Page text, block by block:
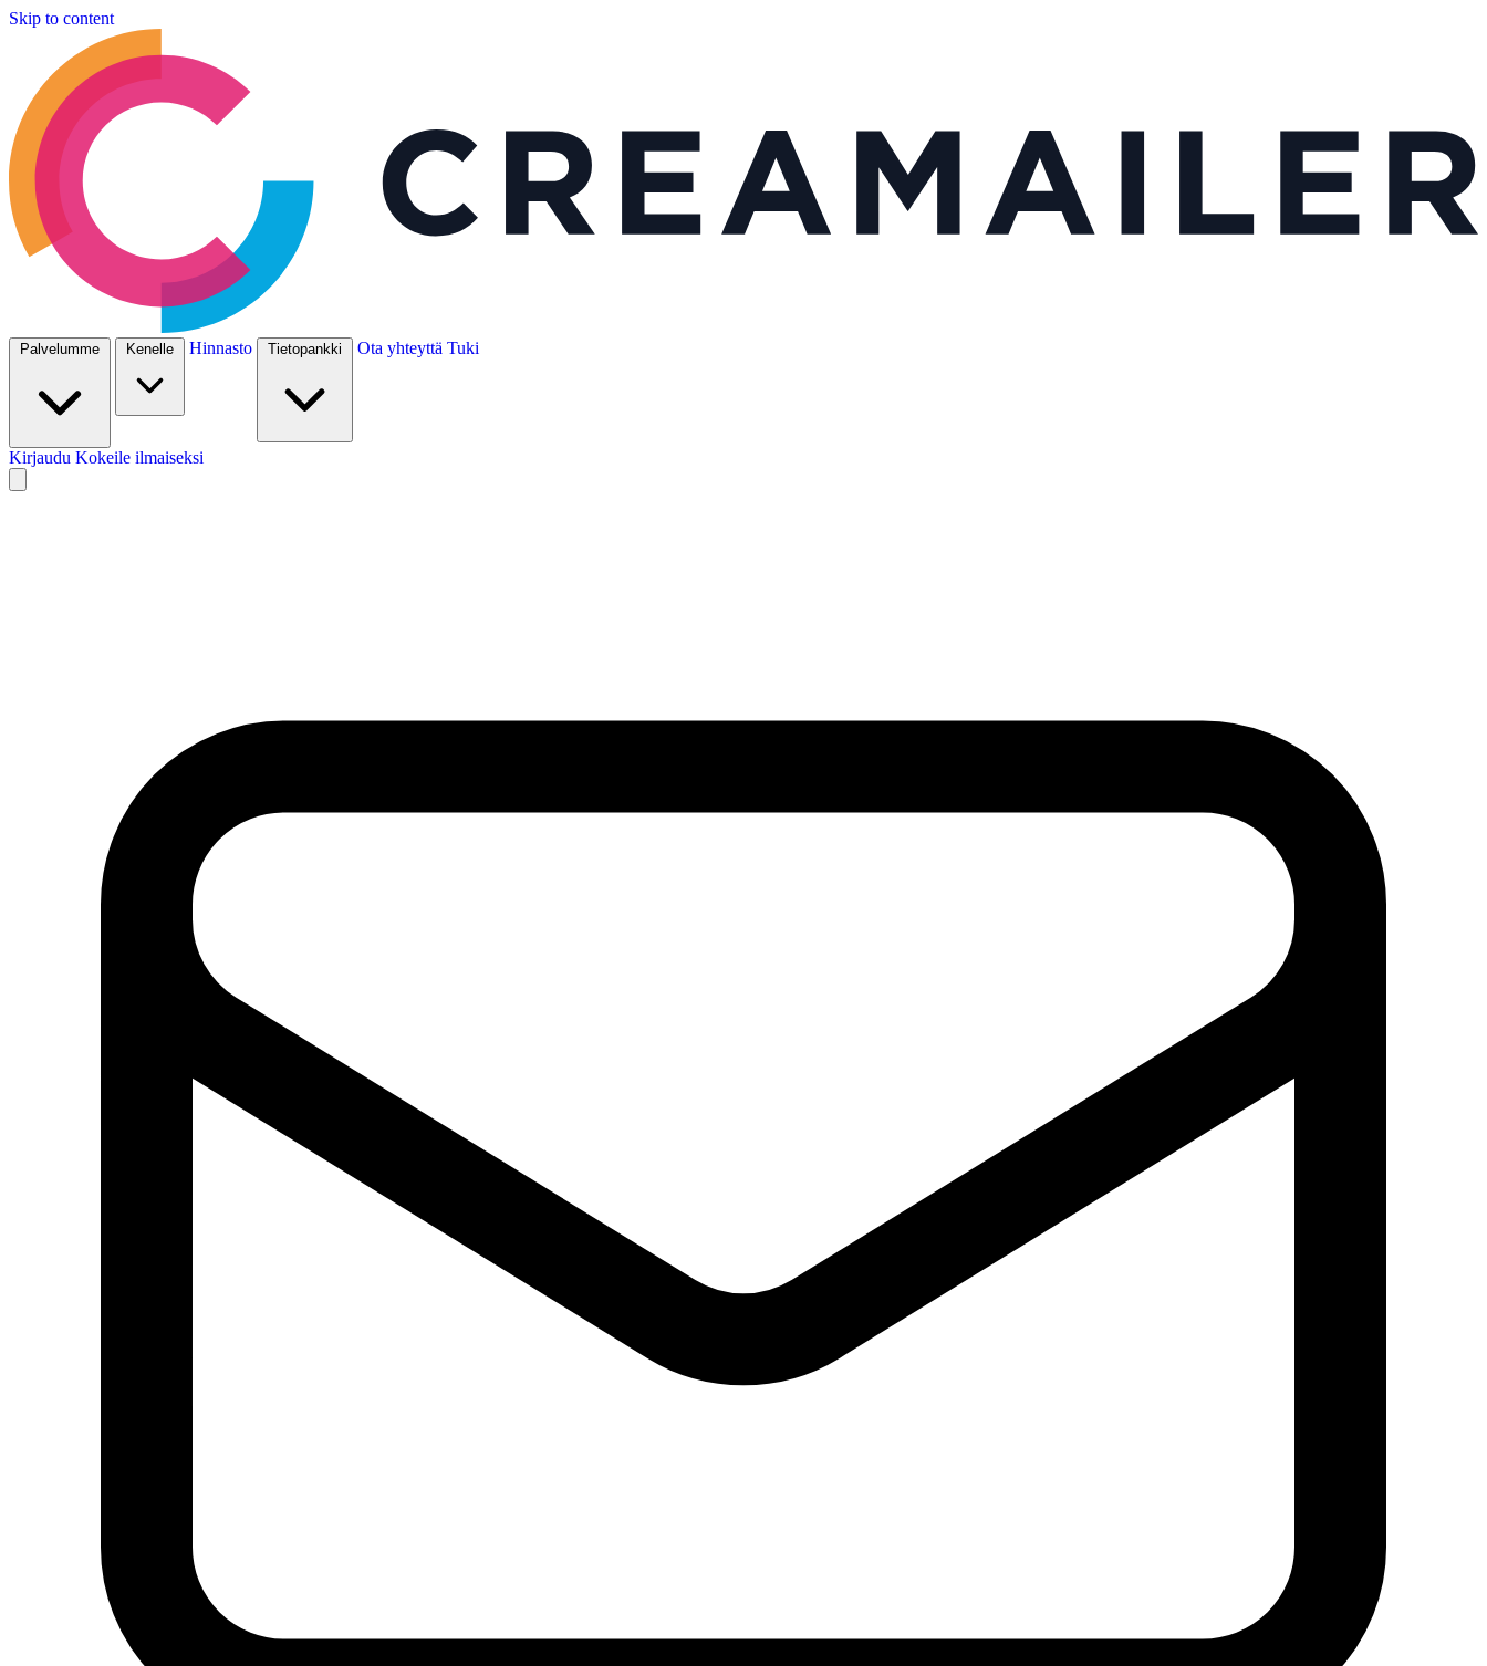
Skip to content
Palvelumme Kenelle Hinnasto Tietopankki Ota yhteyttä Tuki
Kirjaudu Kokeile ilmaiseksi